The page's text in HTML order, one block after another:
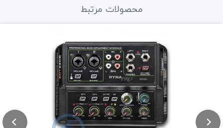
محصولات مرتبط